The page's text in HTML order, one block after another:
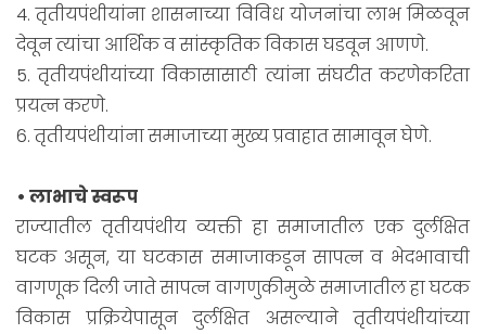
4. तृतीयपंथीयांना शासनाच्या विविध योजनांचा लाभ मिळवून
देवून त्यांचा आर्थिक व सांस्कृतिक विकास घडवून आणणे.
5. तृतीयपंथीयांच्या विकासासाठी त्यांना संघटीत करणेकरिता
प्रयत्न करणे.
6. तृतीयपंथीयांना समाजाच्या मुख्य प्रवाहात सामावून घेणे.
• लाभाचे स्वरूप
राज्यातील तृतीयपंथीय व्यक्ती हा समाजातील एक दुर्लक्षित
घटक असून, या घटकास समाजाकडून सापत्न व भेदभावाची
वागणूक दिली जाते सापत्न वागणुकीमुळे समाजातील हा घटक
विकास प्रक्रियेपासून दुर्लक्षित असल्याने तृतीयपंथीयांच्या